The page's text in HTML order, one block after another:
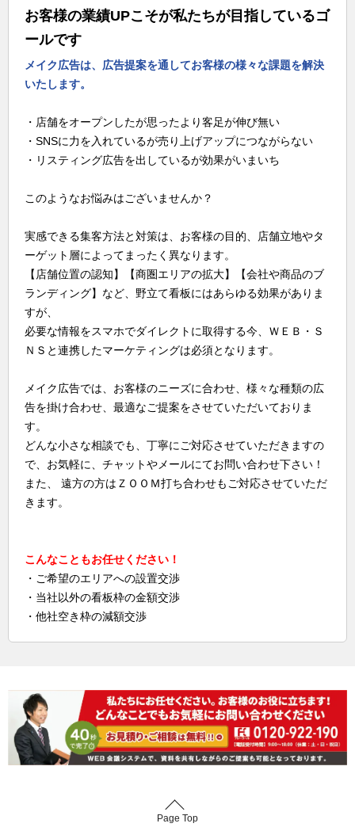
お客様の業績UPこそが私たちが目指しているゴ
ールです
メイク広告は、広告提案を通してお客様の様々な課題を解決
いたします。
・店舗をオープンしたが思ったより客足が伸び無い
・SNSに力を入れているが売り上げアップにつながらない
・リスティング広告を出しているが効果がいまいち
このようなお悩みはございませんか？
実感できる集客方法と対策は、お客様の目的、店舗立地やタ
ーゲット層によってまったく異なります。
【店舗位置の認知】【商圏エリアの拡大】【会社や商品のブ
ランディング】など、野立て看板にはあらゆる効果がありま
すが、
必要な情報をスマホでダイレクトに取得する今、ＷＥＢ・Ｓ
ＮＳと連携したマーケティングは必須となります。
メイク広告では、お客様のニーズに合わせ、様々な種類の広
告を掛け合わせ、最適なご提案をさせていただいておりま
す。
どんな小さな相談でも、丁寧にご対応させていただきますの
で、お気軽に、チャットやメールにてお問い合わせ下さい！
また、 遠方の方はＺＯＯＭ打ち合わせもご対応させていただ
きます。
こんなこともお任せください！
・ご希望のエリアへの設置交渉
・当社以外の看板枠の金額交渉
・他社空き枠の減額交渉
Page Top